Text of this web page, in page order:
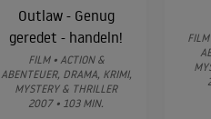
Outlaw - Genug
geredet - handeln!
FILM • ACTION &
ABENTEUER, DRAMA, KRIMI,
MYSTERY & THRILLER
2007 • 103 MIN.